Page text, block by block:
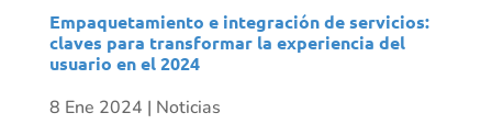
Empaquetamiento e integración de servicios:
claves para transformar la experiencia del
usuario en el 2024
8 Ene 2024 | Noticias